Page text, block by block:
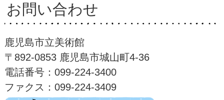
お問い合わせ
鹿児島市立美術館
〒892-0853 鹿児島市城山町4-36
電話番号：099-224-3400
ファクス：099-224-3409